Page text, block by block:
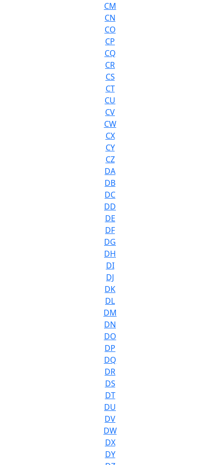
CM
CN
CO
CP
CQ
CR
CS
CT
CU
CV
CW
CX
CY
CZ
DA
DB
DC
DD
DE
DF
DG
DH
DI
DJ
DK
DL
DM
DN
DO
DP
DQ
DR
DS
DT
DU
DV
DW
DX
DY